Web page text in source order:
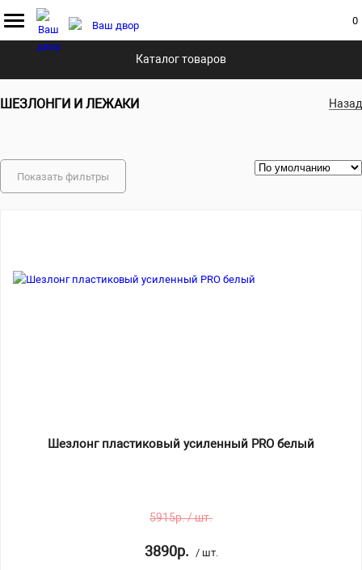
0
Каталог товаров
Главная Каталог Садовая мебель
ШЕЗЛОНГИ И ЛЕЖАКИ Назад
Показать фильтры
Шезлонг пластиковый усиленный PRO белый
5915р. / шт.
3890р. / шт.